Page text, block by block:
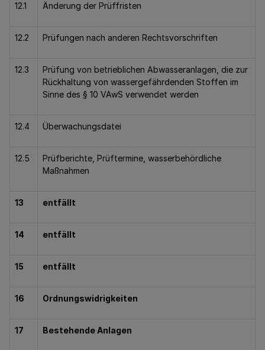
12.1 Änderung der Prüffristen
12.2 Prüfungen nach anderen Rechtsvorschriften
12.3
Prüfung von betrieblichen Abwasseranlagen, die zur
Rückhaltung von wassergefährdenden Stoffen im
Sinne des § 10 VAwS verwendet werden
12.4 Überwachungsdatei
12.5
Prüfberichte, Prüftermine, wasserbehördliche
Maßnahmen
13 entfällt
14 entfällt
15 entfällt
16 Ordnungswidrigkeiten
17 Bestehende Anlagen